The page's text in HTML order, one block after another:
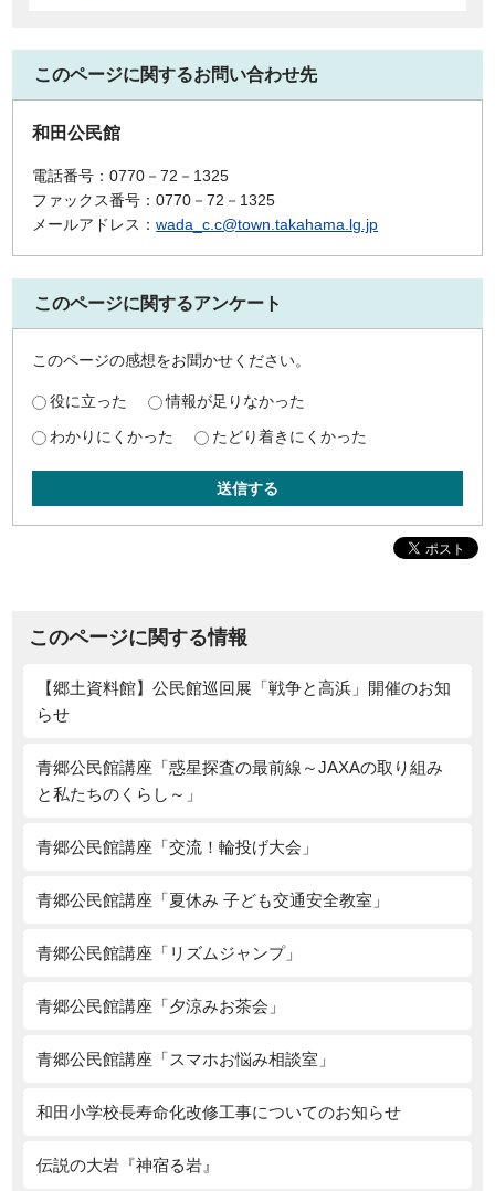
このページに関するお問い合わせ先
和田公民館
電話番号：0770－72－1325
ファックス番号：0770－72－1325
メールアドレス：wada_c.c@town.takahama.lg.jp
このページに関するアンケート
このページの感想をお聞かせください。
役に立った
情報が足りなかった
わかりにくかった
たどり着きにくかった
送信する
このページに関する情報
【郷土資料館】公民館巡回展「戦争と高浜」開催のお知
らせ
青郷公民館講座「惑星探査の最前線～JAXAの取り組み
と私たちのくらし～」
青郷公民館講座「交流！輪投げ大会」
青郷公民館講座「夏休み 子ども交通安全教室」
青郷公民館講座「リズムジャンプ」
青郷公民館講座「夕涼みお茶会」
青郷公民館講座「スマホお悩み相談室」
和田小学校長寿命化改修工事についてのお知らせ
伝説の大岩『神宿る岩』